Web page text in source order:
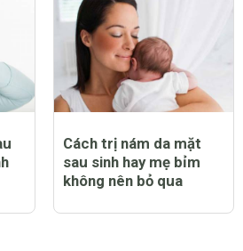
Cách trị nám da mặt
sau sinh hay mẹ bỉm
không nên bỏ qua